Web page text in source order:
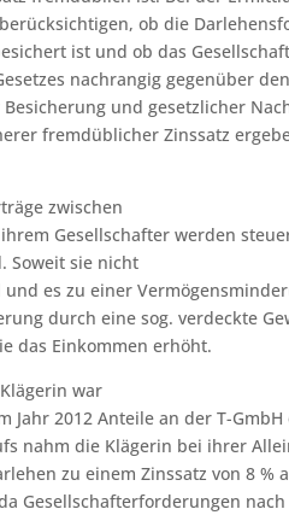
ob die
ist und ob das
nachrangig gegenüber
und gesetzlicher
fremdüblicher Zinssatz
zwischen
Gesellschafter werden
Soweit sie nicht
es zu einer
durch eine sog. verdeckte
das Einkommen erhöht.
war
Jahr 2012 Anteile an der T-
nahm die Klägerin bei ihrer
zu einem Zinssatz von 8 %
Gesellschafterforderungen